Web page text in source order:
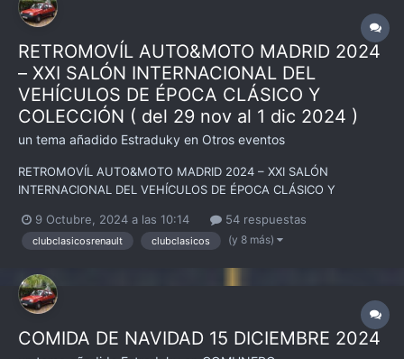
RETROMOVÍL AUTO&MOTO MADRID 2024
– XXI SALÓN INTERNACIONAL DEL
VEHÍCULOS DE ÉPOCA CLÁSICO Y
COLECCIÓN ( del 29 nov al 1 dic 2024 )
un tema añadido Estraduky en Otros eventos
RETROMOVÍL AUTO&MOTO MADRID 2024 – XXI SALÓN
INTERNACIONAL DEL VEHÍCULOS DE ÉPOCA CLÁSICO Y
la info en la página de Eventos del Motor :
https://www.eventosmotor.com/eventos/2024/retromovil-
9 Octubre, 2024 a las 10:14 54 respuestas
clubclasicosrenault clubclasicos (y 8 más)
COMIDA DE NAVIDAD 15 DICIEMBRE 2024